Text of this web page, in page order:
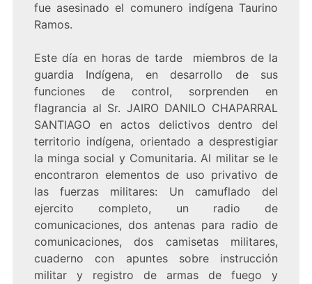
fue asesinado el comunero indígena Taurino
Ramos.
Este día en horas de tarde miembros de la
guardia Indígena, en desarrollo de sus
funciones de control, sorprenden en
flagrancia al Sr. JAIRO DANILO CHAPARRAL
SANTIAGO en actos delictivos dentro del
territorio indígena, orientado a desprestigiar
la minga social y Comunitaria. Al militar se le
encontraron elementos de uso privativo de
las fuerzas militares: Un camuflado del
ejercito completo, un radio de
comunicaciones, dos antenas para radio de
comunicaciones, dos camisetas militares,
cuaderno con apuntes sobre instrucción
militar y registro de armas de fuego y